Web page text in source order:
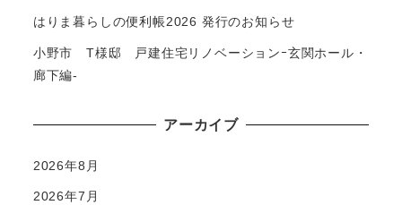
はりま暮らしの便利帳2026 発行のお知らせ
小野市 T様邸 戸建住宅リノベーションｰ玄関ホール・
廊下編-
アーカイブ
2026年8月
2026年7月